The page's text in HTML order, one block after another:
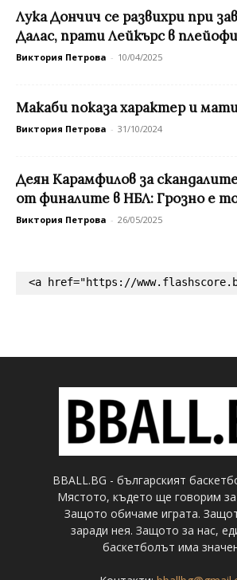
Лука Дончич се развихри при
Далас, прати Лейкърс в
Виктория Петрова - 10/04/2025
Макаби показа характер и
Виктория Петрова - 31/10/2024
Деян Карамфилов за
от финалите в НБЛ: Грозно е
Виктория Петрова - 26/05/2025
<a href="https://
BBALL.BG - българският
Мястото, където ще говорим за
Защото обичаме играта.
заради нея. Защото за нас,
баскетболът има